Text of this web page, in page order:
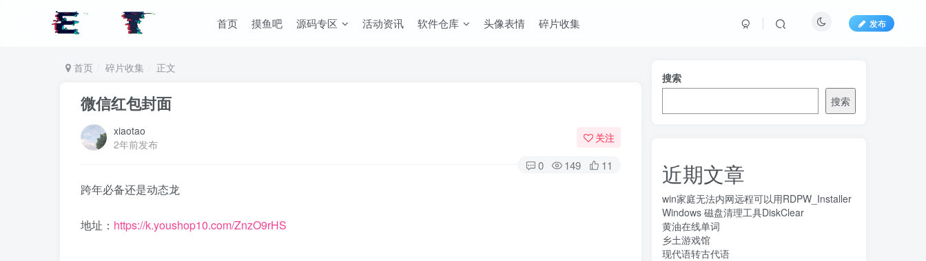
首页 摸鱼吧 源码专区 活动资讯 软件仓库 头像表情 碎片收集 发布
首页 碎片收集 正文
微信红包封面
xiaotao
2年前发布
关注
0 149 11
跨年必备还是动态龙
地址： https://k.youshop10.com/ZnzO9rHS
搜索
搜索
近期文章
win家庭无法内网远程可以用RDPW_Installer
Windows 磁盘清理工具DiskClear
黄油在线单词
乡土游戏馆
现代语转古代语